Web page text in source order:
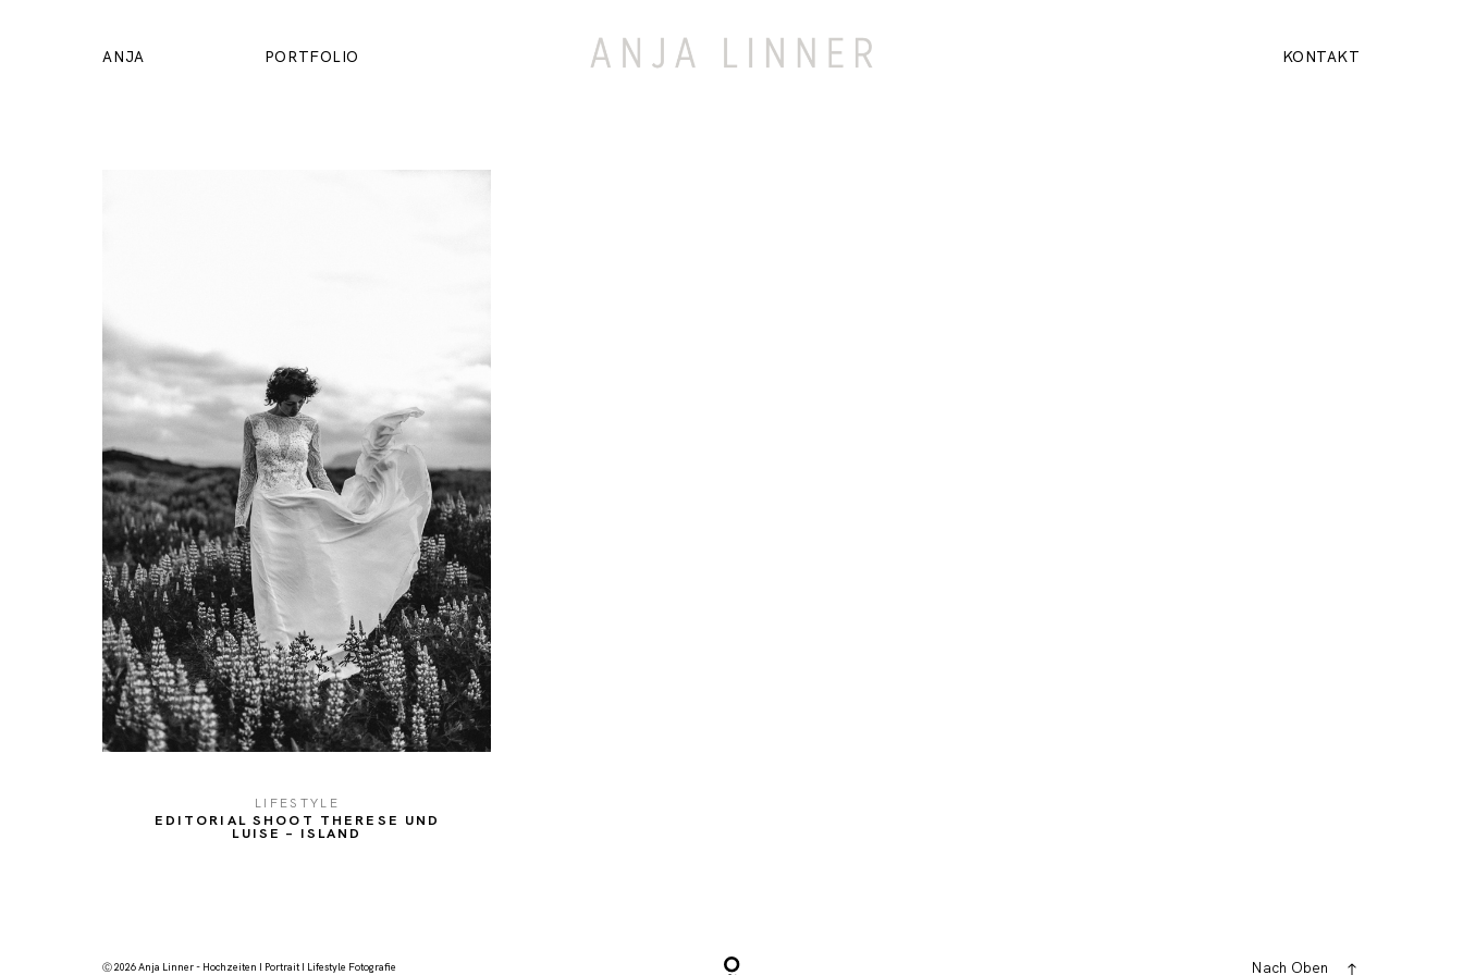
ANJA PORTFOLIO KONTAKT
LIFESTYLE
EDITORIAL SHOOT THERESE UND
LUISE – ISLAND
Ⓒ 2026 Anja Linner - Hochzeiten I Portrait I Lifestyle Fotografie Nach Oben